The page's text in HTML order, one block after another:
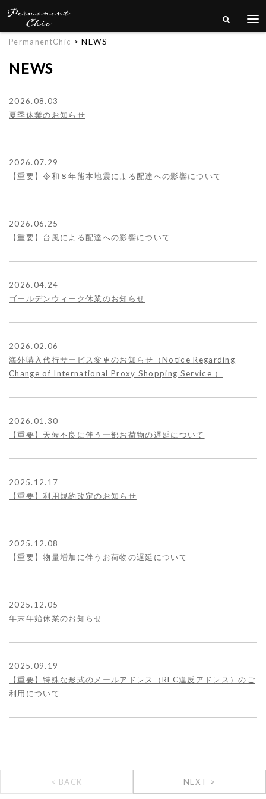
PermanentChic > NEWS
NEWS
2026.08.03
夏季休業のお知らせ
2026.07.29
【重要】令和８年熊本地震による配達への影響について
2026.06.25
【重要】台風による配達への影響について
2026.04.24
ゴールデンウィーク休業のお知らせ
2026.02.06
海外購入代行サービス変更のお知らせ（Notice Regarding
Change of International Proxy Shopping Service ）
2026.01.30
【重要】天候不良に伴う一部お荷物の遅延について
2025.12.17
【重要】利用規約改定のお知らせ
2025.12.08
【重要】物量増加に伴うお荷物の遅延について
2025.12.05
年末年始休業のお知らせ
2025.09.19
【重要】特殊な形式のメールアドレス（RFC違反アドレス）のご
利用について
< BACK NEXT >